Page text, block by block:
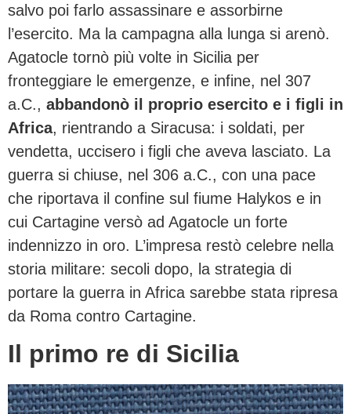
salvo poi farlo assassinare e assorbirne
l’esercito. Ma la campagna alla lunga si arenò.
Agatocle tornò più volte in Sicilia per
fronteggiare le emergenze, e infine, nel 307
a.C., abbandonò il proprio esercito e i figli in
Africa, rientrando a Siracusa: i soldati, per
vendetta, uccisero i figli che aveva lasciato. La
guerra si chiuse, nel 306 a.C., con una pace
che riportava il confine sul fiume Halykos e in
cui Cartagine versò ad Agatocle un forte
indennizzo in oro. L’impresa restò celebre nella
storia militare: secoli dopo, la strategia di
portare la guerra in Africa sarebbe stata ripresa
da Roma contro Cartagine.
Il primo re di Sicilia